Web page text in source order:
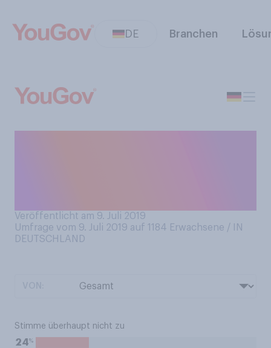
DE Branchen
Veröffentlicht am 9. Juli 2019
Umfrage vom 9. Juli 2019 auf 1184 Erwachsene / IN
DEUTSCHLAND
Stimme überhaupt nicht zu
24%